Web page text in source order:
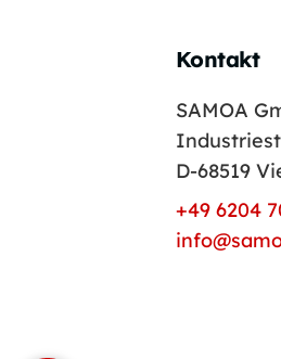
Kontakt
SAMOA
D-68519
+49 6204